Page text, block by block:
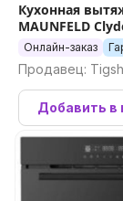
Кухонная
MAUNFELD
(белое стекло)
Онлайн-заказ
Продавец:
Добавить в